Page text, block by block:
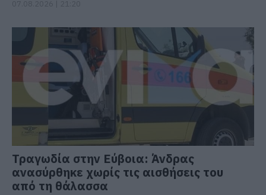
Τραγωδία στην Εύβοια: Άνδρας
ανασύρθηκε χωρίς τις αισθήσεις του
από τη θάλασσα